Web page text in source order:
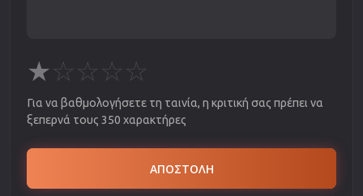
★☆☆☆☆
Για να βαθμολογήσετε τη ταινία, η κριτική σας πρέπει να
ξεπερνά τους 350 χαρακτήρες
ΑΠΟΣΤΟΛΗ